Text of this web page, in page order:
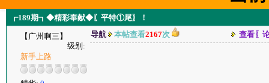
┏189期┓◆精彩奉献◆〖平特①尾〗！
【广州啊三】
级别:
新手上路
导航 本帖查看2167次 查看〖